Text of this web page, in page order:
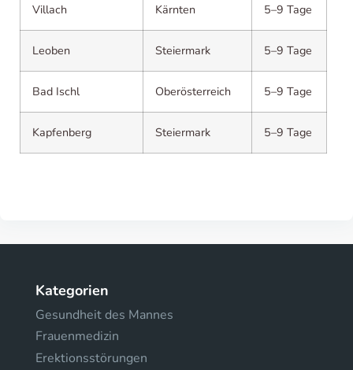
Villach Kärnten 5–9 Tage
Leoben Steiermark 5–9 Tage
Bad Ischl Oberösterreich 5–9 Tage
Kapfenberg Steiermark 5–9 Tage
Kategorien
Gesundheit des Mannes
Frauenmedizin
Erektionsstörungen